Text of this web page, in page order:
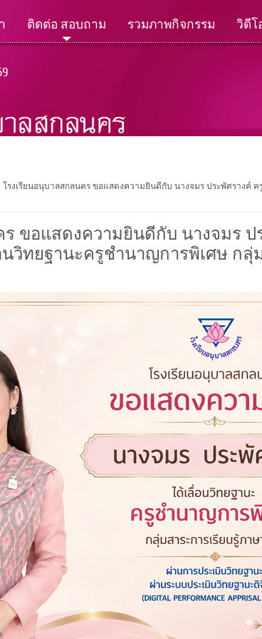
ติดต่อ สอบถาม รวมภาพกิจกรรม วิดีโ
โรงเรียนอนุบาลสกลนคร ขอแสดงความยินดีกับ นางจมร ประพัศรางค์
ขอแสดงความยินดีกับ นางจมร ป
วิทยฐานะครูชำนาญการพิเศษ กลุ่